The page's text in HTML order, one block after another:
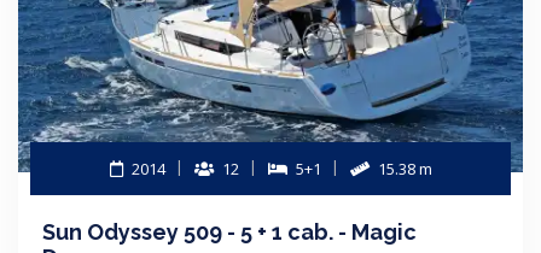
2014 12 5+1 15.38 m
Sun Odyssey 509 - 5 + 1 cab. - Magic